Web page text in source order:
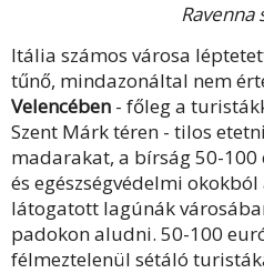
Ravenna
Itália számos városa
tűnő, mindazonáltal nem
Velencében - főleg a
Szent Márk téren - tilos
madarakat, a bírság 50-100
és egészségvédelmi
látogatott lagúnák
padokon aludni. 50-100
félmeztelenül sétáló